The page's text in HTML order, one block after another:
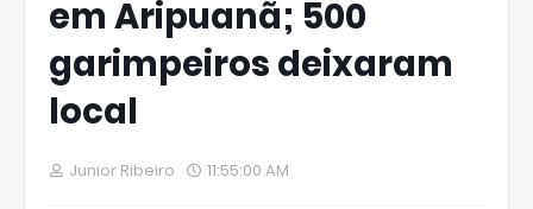
em Aripuanã; 500
garimpeiros deixaram
local
Junior Ribeiro 11:55:00 AM